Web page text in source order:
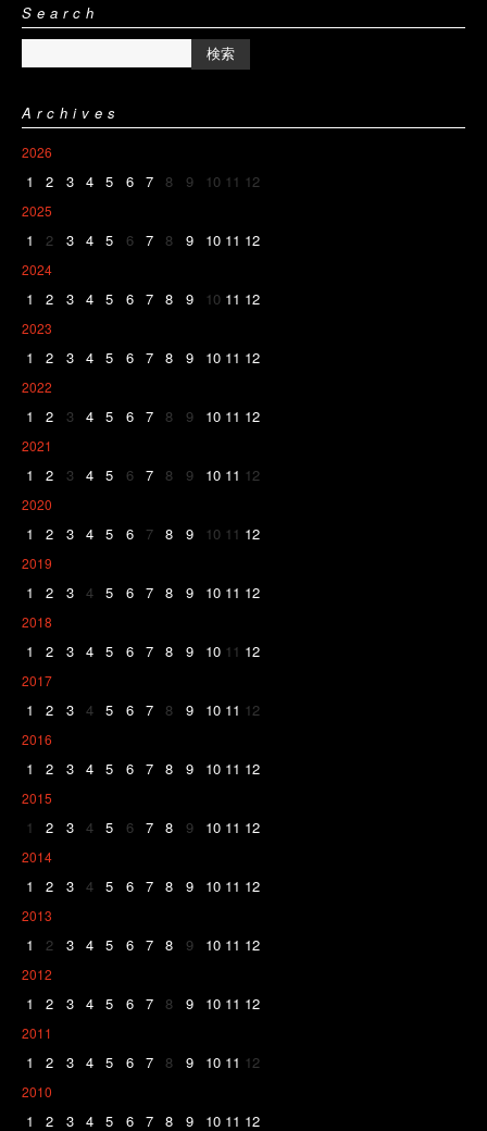
Search
Archives
2026
1 2 3 4 5 6 7 8 9 10 11 12
2025
1 2 3 4 5 6 7 8 9 10 11 12
2024
1 2 3 4 5 6 7 8 9 10 11 12
2023
1 2 3 4 5 6 7 8 9 10 11 12
2022
1 2 3 4 5 6 7 8 9 10 11 12
2021
1 2 3 4 5 6 7 8 9 10 11 12
2020
1 2 3 4 5 6 7 8 9 10 11 12
2019
1 2 3 4 5 6 7 8 9 10 11 12
2018
1 2 3 4 5 6 7 8 9 10 11 12
2017
1 2 3 4 5 6 7 8 9 10 11 12
2016
1 2 3 4 5 6 7 8 9 10 11 12
2015
1 2 3 4 5 6 7 8 9 10 11 12
2014
1 2 3 4 5 6 7 8 9 10 11 12
2013
1 2 3 4 5 6 7 8 9 10 11 12
2012
1 2 3 4 5 6 7 8 9 10 11 12
2011
1 2 3 4 5 6 7 8 9 10 11 12
2010
1 2 3 4 5 6 7 8 9 10 11 12